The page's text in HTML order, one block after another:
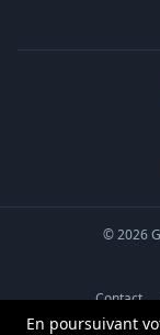
© 2026
Contact
En poursuivant